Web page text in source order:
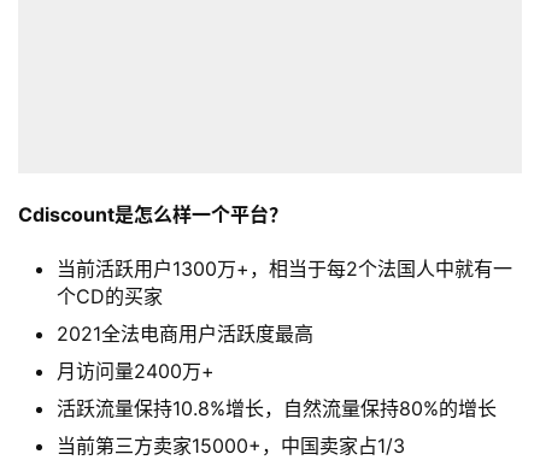
Cdiscount是怎么样一个平台？
当前活跃用户1300万+，相当于每2个法国人中就有一
个CD的买家
2021全法电商用户活跃度最高
月访问量2400万+
活跃流量保持10.8%增长，自然流量保持80%的增长
当前第三方卖家15000+，中国卖家占1/3